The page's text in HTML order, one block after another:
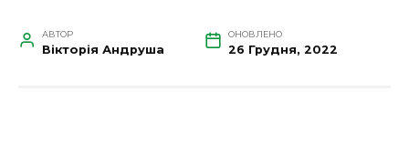
АВТОР
Вікторія Андруша
ОНОВЛЕНО
26 Грудня, 2022